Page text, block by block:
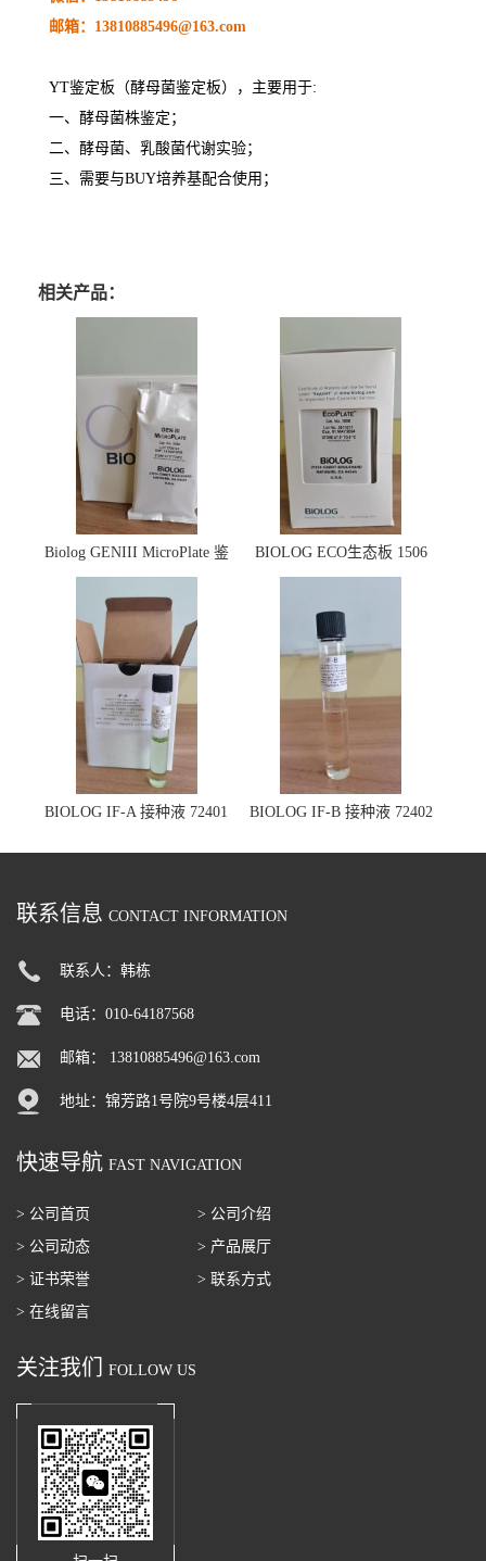
邮箱： 13810885496@163.com
YT鉴定板（酵母菌鉴定板），主要用于:
一、酵母菌株鉴定；
二、酵母菌、乳酸菌代谢实验；
三、需要与BUY培养基配合使用；
相关产品：
Biolog GENIII MicroPlate 鉴
定板 1030
BIOLOG ECO生态板 1506
BIOLOG IF-A 接种液 72401 BIOLOG IF-B 接种液 72402
联系信息 CONTACT INFORMATION
联系人：韩栋
电话：010-64187568
邮箱： 13810885496@163.com
地址：锦芳路1号院9号楼4层411
快速导航 FAST NAVIGATION
> 公司首页
> 公司介绍
> 公司动态
> 产品展厅
> 证书荣誉
> 联系方式
> 在线留言
关注我们 FOLLOW US